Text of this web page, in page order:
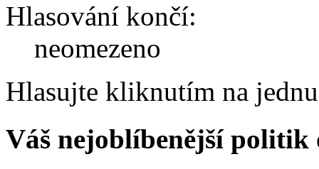
Hlasování končí:
neomezeno
Hlasujte kliknutím na
Váš nejoblíbenější politik